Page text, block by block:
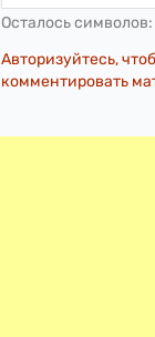
Осталось символов:
Авторизуйтесь,
комментировать